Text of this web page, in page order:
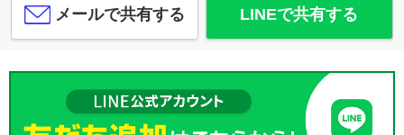
メールで共有する LINEで共有する